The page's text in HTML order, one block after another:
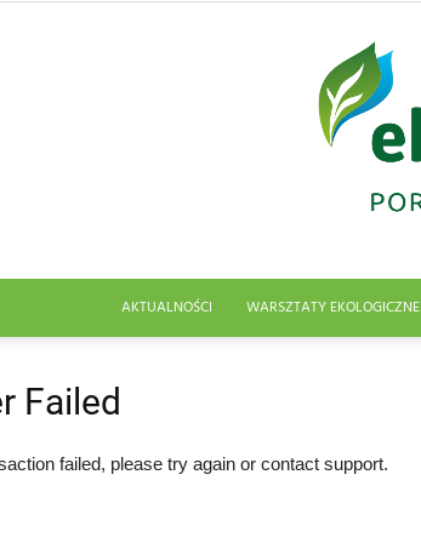
AKTUALNOŚCI WARSZTATY EKOLOGICZNE
Failed
failed, please try again or contact support.